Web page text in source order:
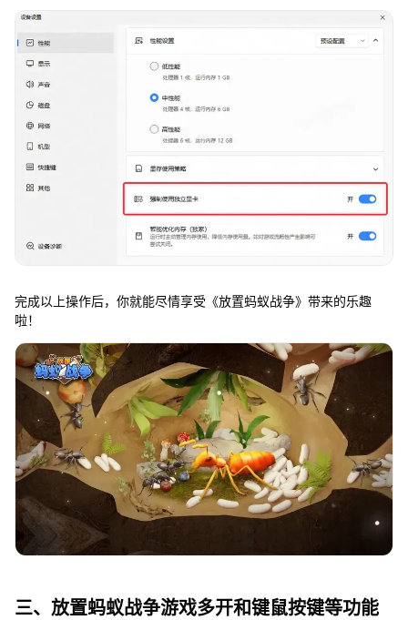
完成以上操作后，你就能尽情享受《放置蚂蚁战争》带来的乐趣
啦！
三、放置蚂蚁战争游戏多开和键鼠按键等功能